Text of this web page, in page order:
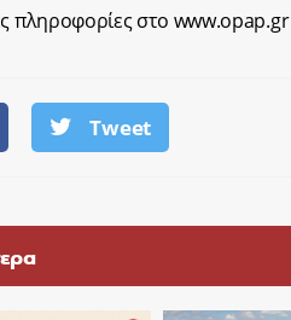
πληροφορίες στο www.opap.gr
Tweet